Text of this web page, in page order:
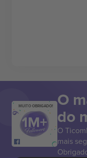
MUITO OBRIGADO! O
do
O
mais